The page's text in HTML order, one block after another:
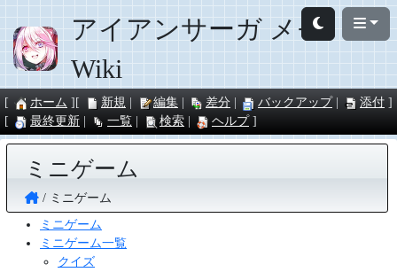
アイアンサーガ メモ
Wiki
ホーム 新規 編集 差分 バックアップ
添付
最終更新
一覧 検索 ヘルプ
ミニゲーム
ミニゲーム
ミニゲーム
ミニゲーム一覧
クイズ